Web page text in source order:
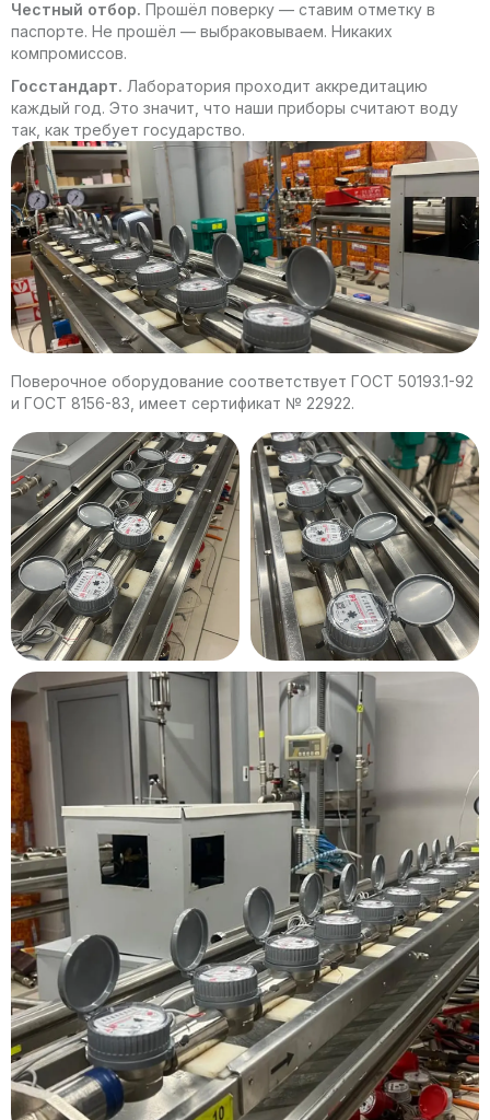
Честный отбор. Прошёл поверку — ставим отметку в
паспорте. Не прошёл — выбраковываем. Никаких
компромиссов.
Госстандарт. Лаборатория проходит аккредитацию
каждый год. Это значит, что наши приборы считают воду
так, как требует государство.
Поверочное оборудование соответствует ГОСТ 50193.1-92
и ГОСТ 8156-83, имеет сертификат № 22922.